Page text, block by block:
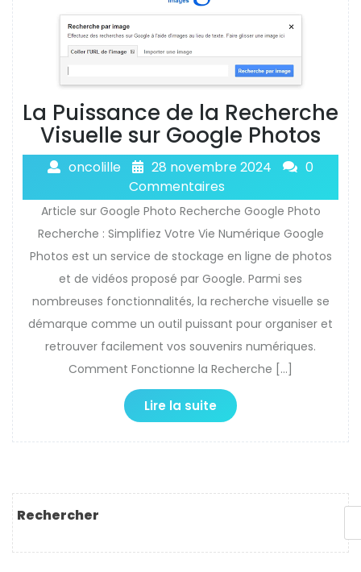
La Puissance de la Recherche
Visuelle sur Google Photos
oncolille 28 novembre 2024
0
Commentaires
Article sur Google Photo Recherche Google Photo
Recherche : Simplifiez Votre Vie Numérique Google
Photos est un service de stockage en ligne de photos
et de vidéos proposé par Google. Parmi ses
nombreuses fonctionnalités, la recherche visuelle se
démarque comme un outil puissant pour organiser et
retrouver facilement vos souvenirs numériques.
Comment Fonctionne la Recherche […]
Lire la suite
Rechercher